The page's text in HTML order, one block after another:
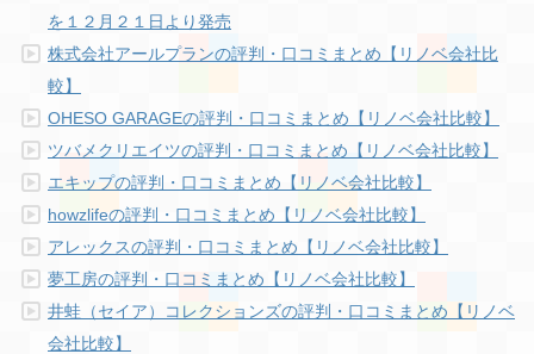
を１２月２１日より発売
株式会社アールプランの評判・口コミまとめ【リノベ会社比
較】
OHESO GARAGEの評判・口コミまとめ【リノベ会社比較】
ツバメクリエイツの評判・口コミまとめ【リノベ会社比較】
エキップの評判・口コミまとめ【リノベ会社比較】
howzlifeの評判・口コミまとめ【リノベ会社比較】
アレックスの評判・口コミまとめ【リノベ会社比較】
夢工房の評判・口コミまとめ【リノベ会社比較】
井蛙（セイア）コレクションズの評判・口コミまとめ【リノベ
会社比較】